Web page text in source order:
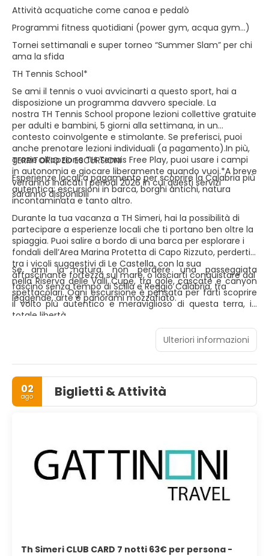
Attività acquatiche come canoa e pedalò
Programmi fitness quotidiani (power gym, acqua gym…)
Tornei settimanali e super torneo “Summer Slam” per chi
ama la sfida
TH Tennis School*
Se ami il tennis o vuoi avvicinarti a questo sport, hai a
disposizione un programma davvero speciale. La
nostra TH Tennis School propone lezioni collettive gratuite
per adulti e bambini, 5 giorni alla settimana, in un
contesto coinvolgente e stimolante. Se preferisci, puoi
anche prenotare lezioni individuali (a pagamento).In più,
grazie all’opzione TH Tennis Free Play, puoi usare i campi
in autonomia e giocare liberamente quando vuoi.*A breve
verranno indicati i periodi 2026 in cui questi servizi
saranno disponibili
TERRITORIO ED ESCURSIONI
Esperienze locali a pagamento per scoprire la Calabria più
autentica: escursioni in barca, borghi antichi, natura
incontaminata e tanto altro.
Durante la tua vacanza a TH Simeri, hai la possibilità di
partecipare a esperienze locali che ti portano ben oltre la
spiaggia. Puoi salire a bordo di una barca per esplorare i
fondali dell’Area Marina Protetta di Capo Rizzuto, perderti
tra i vicoli suggestivi di Le Castella, con la sua
affascinante fortezza sul mare, o lasciarti conquistare dal
fascino senza tempo di Scilla e Reggio Calabria, tra
leggende, arte e panorami mozzafiato.
Se ami la natura, non perdere una passeggiata
nella Riserva delle Valli Cupe, tra gole, cascate e canyon
spettacolari. Ogni escursione è pensata per farti scoprire
il volto più autentico e meraviglioso di questa terra, in
totale libertà.
Ulteriori informazioni
02
ago Biglietti & Attività
Th Simeri CLUB CARD 7 notti 63€ per persona -